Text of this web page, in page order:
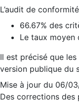
L’audit de
66.67% des
Le taux moyen
Il est précisé que
version publique du
Mise à jour du 06/
Des corrections des